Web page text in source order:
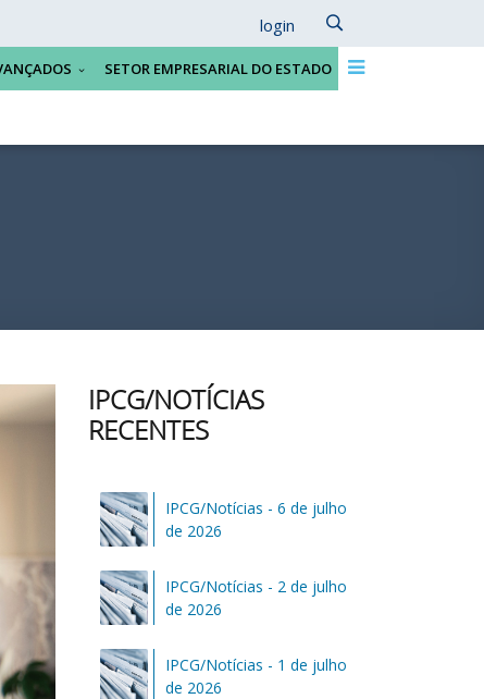
login
SETOR EMPRESARIAL DO ESTADO
IPCG/NOTÍCIAS
RECENTES
IPCG/Notícias - 6 de julho
de 2026
IPCG/Notícias - 2 de julho
de 2026
IPCG/Notícias - 1 de julho
de 2026